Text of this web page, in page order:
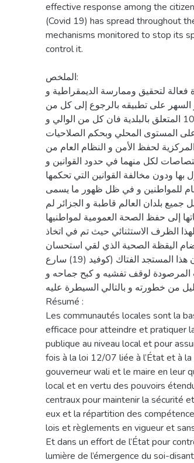
effective response among the
(Covid 19) has spread throughout
mechanisms monitored to stop its
control it.
الملخص:
فعالة لتحقيق وممارسة الديمقراطية و
السهر على تطبيقه بالرجوع إلى كل من
القانون 07/12 المتعلق بالولاية و القانون 10/11 المتعلق بالبلدية فان كل من الوالي و
على المستوى المحلي وبحكم الصلاحيات
لحفظ الأمن و النظام العام من
لكل منهما في حدود القوانين و
بها ودون مخالفة القوانين التي تحكمها .
للمواطنين و في ظل ظهور ما يسمى
الذي شل جميع بلدان العالم قاطبة و الجزائر لم
إلى حفظ الصحة العمومية لمواطنيها
الظرف الاستثنائي حيث تم في اتخاذ
نضام اليقظة الصحية الذي لقي استحسان
واسعا وتجاوبا فعالا لدى المواطنين لا سيما ان هذا المستجد الفتاك (كوفيد (19) سارع
المرصودة لوقف تفشيه و كبح جماحه و
من خطورته و بالتالي السيطرة عليه.
Résumé :
Les communautés locales sont la
efficace pour atteindre et pratiquer
publique au niveau local et pour
fois à la loi 12/07 liée à l’État et à
gouverneur wali et le maire en leur
local et en vertu des pouvoirs
centraux pour maintenir la sécurité
eux et la répartition des
lois et règlements en vigueur et
Et dans un effort de l’État pour
lumière de l’émergence du soi-